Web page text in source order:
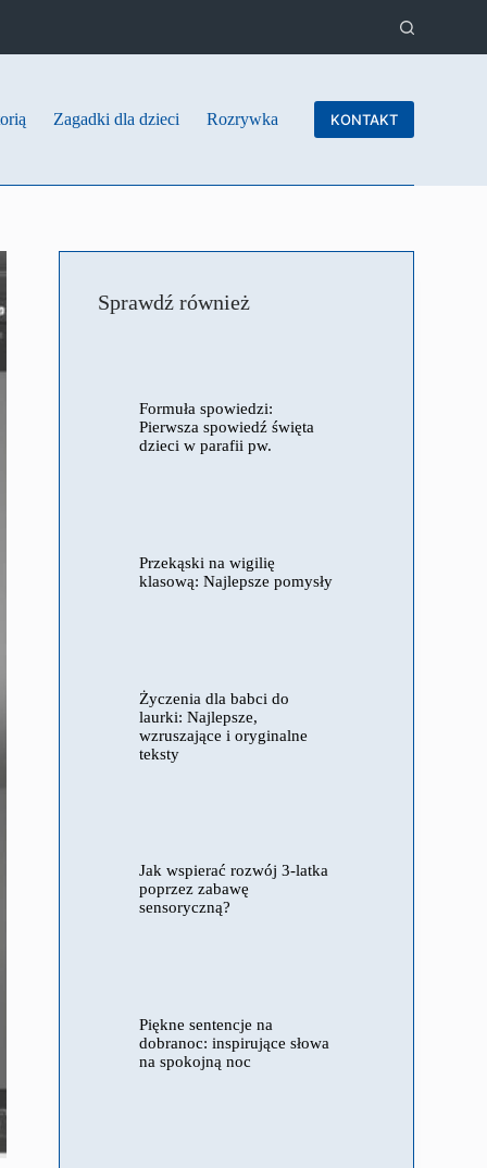
Zagadki dla dzieci Rozrywka KONTAKT
Sprawdź również
Formuła spowiedzi:
Pierwsza spowiedź święta
dzieci w parafii pw.
Przekąski na wigilię
klasową: Najlepsze pomysły
Życzenia dla babci do
laurki: Najlepsze,
wzruszające i oryginalne
teksty
Jak wspierać rozwój 3-latka
poprzez zabawę
sensoryczną?
Piękne sentencje na
dobranoc: inspirujące słowa
na spokojną noc